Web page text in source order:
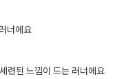
너에요
련된 느낌이 드는 러너에요